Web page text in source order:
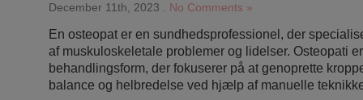
December 11th, 2023 No Comments »
En osteopat er en sundhedsprofessionel, der
af muskuloskeletale problemer og lidelser. Osteopati
behandlingsform, der fokuserer på at genoprette
balance og helbredelse ved hjælp af manuelle